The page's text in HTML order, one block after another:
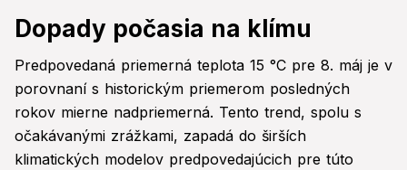
Dopady počasia na klímu
Predpovedaná priemerná teplota 15 °C pre 8. máj je v
porovnaní s historickým priemerom posledných
rokov mierne nadpriemerná. Tento trend, spolu s
očakávanými zrážkami, zapadá do širších
klimatických modelov predpovedajúcich pre túto